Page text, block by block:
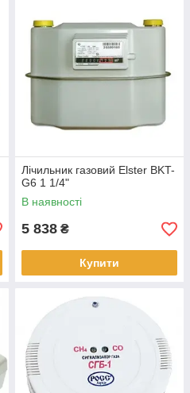
Лічильник газовий Elster BKT-
G6 1 1/4"
В наявності
5 838 ₴
Купити